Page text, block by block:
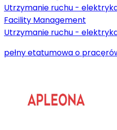
Utrzymanie ruchu -
Facility Management
Utrzymanie ruchu -
pełny etatumowa o pracę